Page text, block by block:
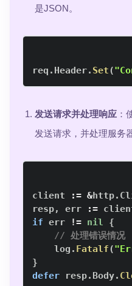
是JSON。
req . Header. Set(
发送请求并处理响应 ：
发送请求，并处理服务
client := &http.
resp, err :=
if err != nil
{
// 处理错误情况
    log
. Fatalf(
}
defer resp. Body.